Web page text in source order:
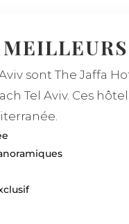
sont The Jaffa
Tel Aviv. Ces